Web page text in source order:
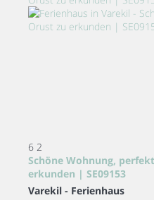
6 2
Schöne Wohnung,
erkunden | SE09153
Varekil - Ferienhaus